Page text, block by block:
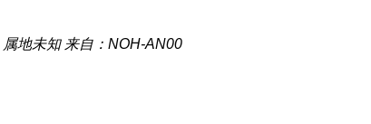
属地未知 来自：NOH-AN00